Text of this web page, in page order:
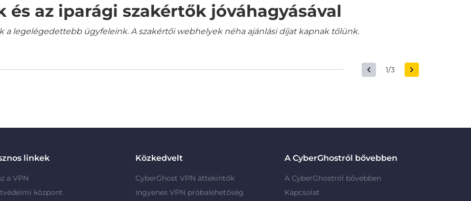
és az iparági szakértők jóváhagyásával
a legelégedettebb ügyfeleink. A szakértői webhelyek néha ajánlási díjat kapnak tőlünk.
1/3
linkek
a VPN
központ
Közkedvelt
CyberGhost VPN áttekintők
Ingyenes VPN próbalehetőség
A CyberGhostról bővebben
A CyberGhostról bővebben
Kapcsolat